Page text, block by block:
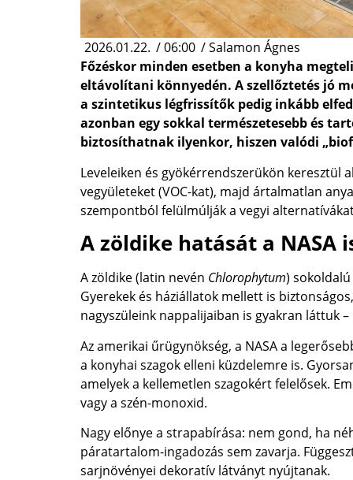
2026.01.22. /06:00 /Salamon Ágnes
Főzéskor minden esetben a konyha
eltávolítani könnyedén. A szellőztetés jó
a szintetikus légfrissítők pedig inkább
azonban egy sokkal természetesebb és
biztosíthatnak ilyenkor, hiszen valódi
Leveleiken és gyökérrendszerükön keresztül
vegyületeket (VOC-kat), majd ártalmatlan
szempontból felülmúlják a vegyi
A zöldike hatását a NASA
A zöldike (latin nevén Chlorophytum)
Gyerekek és háziállatok mellett is
nagyszüleink nappalijaiban is gyakran láttuk
Az amerikai űrügynökség, a NASA a
a konyhai szagok elleni küzdelemre is.
amelyek a kellemetlen szagokért felelősek.
vagy a szén-monoxid.
Nagy előnye a strapabírása: nem gond, ha
páratartalom-ingadozás sem zavarja.
sarjnövényei dekoratív látványt nyújtanak.